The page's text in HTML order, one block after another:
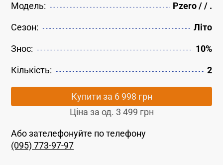
Модель: Pzero / / .
Сезон: Літо
Знос: 10%
Кількість: 2
Купити за 6 998 грн
Ціна за од. 3 499 грн
Або зателефонуйте по телефону
(095) 773-97-97